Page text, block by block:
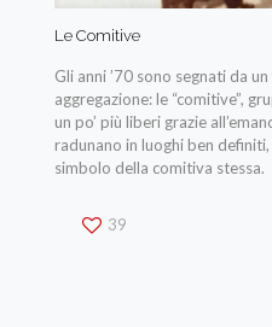
Le Comitive
Gli anni ’70 sono segnati da
aggregazione: le “comitive”,
un po’ più liberi grazie
radunano in luoghi ben
simbolo della comitiva stessa.
39